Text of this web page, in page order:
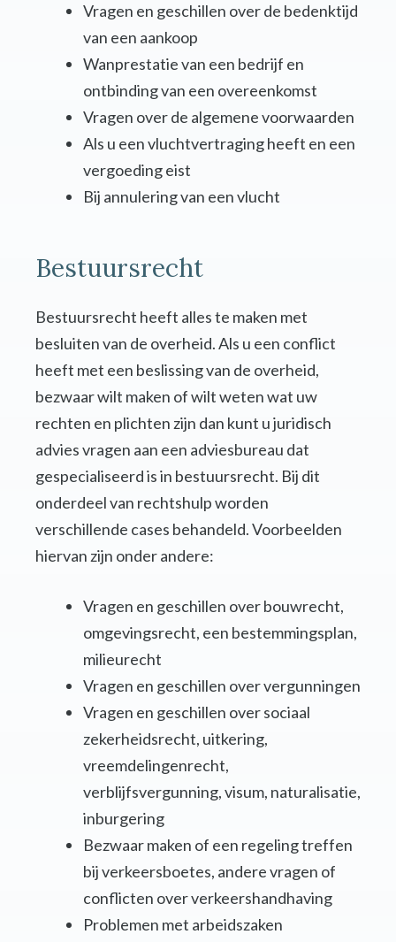
Vragen en geschillen over de bedenktijd
van een aankoop
Wanprestatie van een bedrijf en
ontbinding van een overeenkomst
Vragen over de algemene voorwaarden
Als u een vluchtvertraging heeft en een
vergoeding eist
Bij annulering van een vlucht
Bestuursrecht
Bestuursrecht heeft alles te maken met
besluiten van de overheid. Als u een conflict
heeft met een beslissing van de overheid,
bezwaar wilt maken of wilt weten wat uw
rechten en plichten zijn dan kunt u juridisch
advies vragen aan een adviesbureau dat
gespecialiseerd is in bestuursrecht. Bij dit
onderdeel van rechtshulp worden
verschillende cases behandeld. Voorbeelden
hiervan zijn onder andere:
Vragen en geschillen over bouwrecht,
omgevingsrecht, een bestemmingsplan,
milieurecht
Vragen en geschillen over vergunningen
Vragen en geschillen over sociaal
zekerheidsrecht, uitkering,
vreemdelingenrecht,
verblijfsvergunning, visum, naturalisatie,
inburgering
Bezwaar maken of een regeling treffen
bij verkeersboetes, andere vragen of
conflicten over verkeershandhaving
Problemen met arbeidszaken